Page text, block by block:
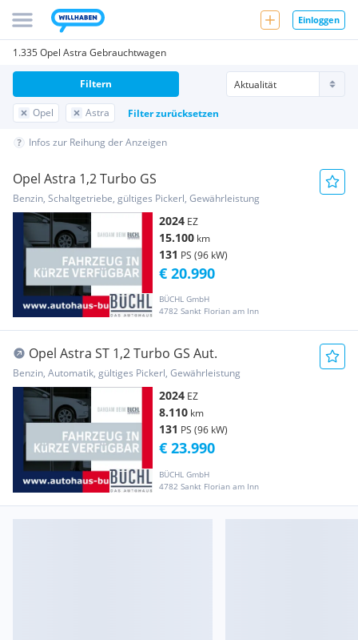
Einloggen
1.335 Opel Astra Gebrauchtwagen
Opel Astra Filter zurücksetzen
Filtern
Infos zur Reihung der Anzeigen
Opel Astra 1,2 Turbo GS
Benzin, Schaltgetriebe, gültiges Pickerl, Gewährleistung
2024 EZ
15.100 km
131 PS (96 kW)
BÜCHL GmbH
4782 Sankt Florian am Inn
€ 20.990
Opel Astra ST 1,2 Turbo GS Aut.
Benzin, Automatik, gültiges Pickerl, Gewährleistung
2024 EZ
8.110 km
131 PS (96 kW)
BÜCHL GmbH
4782 Sankt Florian am Inn
€ 23.990